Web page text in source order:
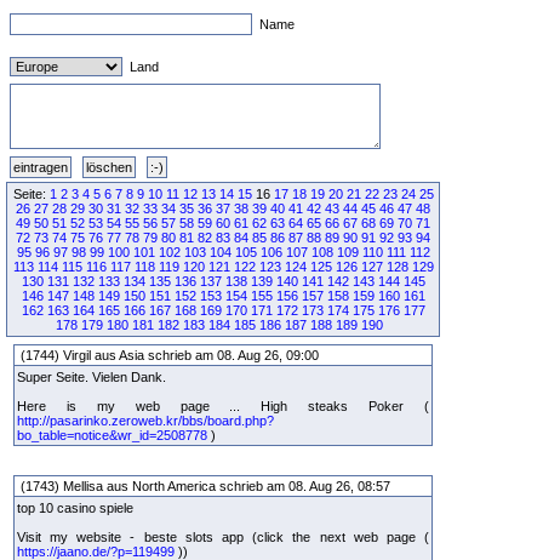
Name
Land
Seite: 1 2 3 4 5 6 7 8 9 10 11 12 13 14 1516 17 18 19 20 21 22 23 24 25
26 27 28 29 30 31 32 33 34 35 36 37 38 39 40 41 42 43 44 45 46 47 48
49 50 51 52 53 54 55 56 57 58 59 60 61 62 63 64 65 66 67 68 69 70 71
72 73 74 75 76 77 78 79 80 81 82 83 84 85 86 87 88 89 90 91 92 93 94
95 96 97 98 99 100 101 102 103 104 105 106 107 108 109 110 111 112
113 114 115 116 117 118 119 120 121 122 123 124 125 126 127 128 129
130 131 132 133 134 135 136 137 138 139 140 141 142 143 144 145
146 147 148 149 150 151 152 153 154 155 156 157 158 159 160 161
162 163 164 165 166 167 168 169 170 171 172 173 174 175 176 177
178 179 180 181 182 183 184 185 186 187 188 189 190
(1744) Virgil aus Asia schrieb am 08. Aug 26, 09:00
Super Seite. Vielen Dank.
Here is my web page ... High steaks Poker (
http://pasarinko.zeroweb.kr/bbs/board.php?
bo_table=notice&wr_id=2508778 )
(1743) Mellisa aus North America schrieb am 08. Aug 26, 08:57
top 10 casino spiele
Visit my website - beste slots app (click the next web page (
https://jaano.de/?p=119499 ))